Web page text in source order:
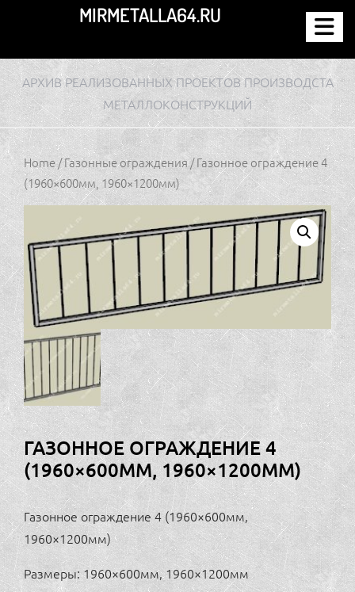
содержимому
MIRMETALLA64.RU
АРХИВ РЕАЛИЗОВАННЫХ ПРОЕКТОВ ПРОИЗВОДСТА
МЕТАЛЛОКОНСТРУКЦИЙ
Home/Газонные ограждения/ Газонное ограждение 4
(1960×600мм, 1960×1200мм)
ГАЗОННОЕ ОГРАЖДЕНИЕ 4
(1960×600ММ, 1960×1200ММ)
Газонное ограждение 4 (1960×600мм,
1960×1200мм)
Размеры: 1960×600мм, 1960×1200мм